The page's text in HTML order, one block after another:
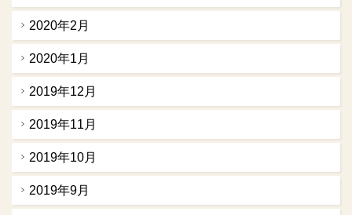
2020年2月
2020年1月
2019年12月
2019年11月
2019年10月
2019年9月